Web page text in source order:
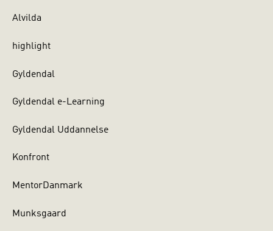
Alvilda
highlight
Gyldendal
Gyldendal e-Learning
Gyldendal Uddannelse
Konfront
MentorDanmark
Munksgaard